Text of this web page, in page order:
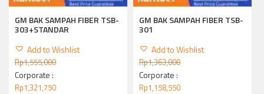
GM BAK SAMPAH FIBER TSB-
303+STANDAR
Add to Wishlist
Rp1,555,000
Corporate :
Rp1,321,750
GM BAK SAMPAH FIBER TSB-
301
Add to Wishlist
Rp1,363,000
Corporate :
Rp1,158,550